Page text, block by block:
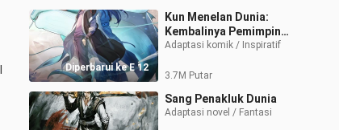
Diperbarui ke E 12
Kun Menelan Dunia:
Kembalinya Pemimpin
Sekte
Adaptasi komik / Inspiratif
3.7M Putar
Sang Penakluk Dunia